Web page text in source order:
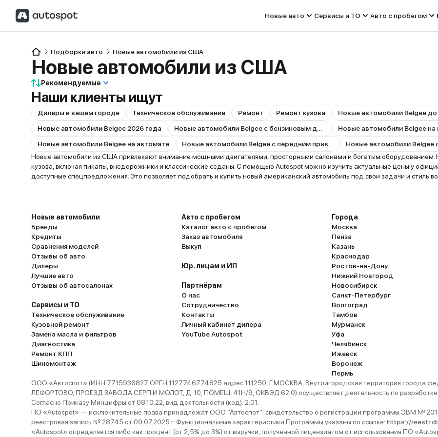
Новые авто Сервисы и ТО Авто с пробегом
Подборки авто Новые автомобили из США
Новые автомобили из США
Рекомендуемые
Наши клиенты ищут
Дилеры в вашем городе Техническое обслуживание Ремонт Ремонт кузова Новые автомобили Belgee до
Новые автомобили Belgee 2026 года
Новые автомобили Belgee на
Новые автомобили Belgee на автомате
Новые автомобили из США привлекают внимание мощными двигателями, просторными салонами и богатым оборудованием.
кузова, включая пикапы, внедорожники и классические седаны. С помощью Autospot можно изучить актуальные цены у
доступные спецпредложения. Это позволяет подобрать и купить новый американский автомобиль под свои задачи и стиль
Новые автомобили
Бренды
Кредиты
Сравнения моделей
Отзывы об авто
Дилеры
Лучшие авто
Отзывы об автосалонах
Сервисы и ТО
Техническое обслуживание
Кузовной ремонт
Замена масла и фильтров
Диагностика
Ремонт КПП
Шиномонтаж
Авто с пробегом
Каталог авто с пробегом
Заказ автомобиля
Выкуп
Юр. лицам и ИП
Партнёрам
О нас
Сотрудничество
Контакты
Личный кабинет дилера
YouTube Autospot
Города
Москва
Пенза
Казань
Краснодар
Ростов-на-Дону
Нижний Новгород
Новосибирск
Санкт-Петербург
Волгоград
Тамбов
Мурманск
Уфа
Челябинск
Ижевск
Воронеж
Пермь
ООО «Автоспот» (ИНН 7715936827 ОРГН 1127746774825 адрес 111250, Г.МОСКВА, Внутригородская территория города
ЛЕФОРТОВО, ПРОЕЗД ЗАВОДА СЕРП И МОЛОТ, Д. 10, ПОМЕЩ. 41Н/9, ОКВЭД 62.0) осуществляет деятельность по разработке
Согласно Приказу Минцифры от 08.10.22, вид деятельности (код): 2.01.
ПО «Autospot» — исключительные права принадлежат ООО "Автоспот": свидетельство о регистрации программы ЭВМ №
реестровая запись № 28745 от 09.07.2025 г. Функциональные характеристики Программы указаны по ссылке: https://
«Autospot» определяется либо как процент (от 2,5% до 3%) от выручки, полученной лицензиатом от использования ПО